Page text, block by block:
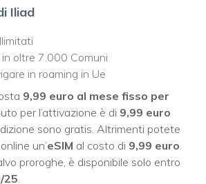
Iliad
in oltre 7.000 Comuni
in roaming in Ue
9,99 euro al mese fisso per
per l’attivazione è di 9,99 euro
sono gratis. Altrimenti potete
un’eSIM al costo di 9,99 euro.
proroghe, è disponibile solo entro
25.